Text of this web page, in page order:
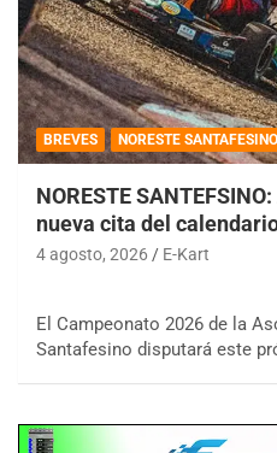
BREVES NORESTE SANTAFESINO
NORESTE
nueva cita del
4 agosto, 2026 E-Kart
El Campeonato 2026 de la
Santafesino disputará este